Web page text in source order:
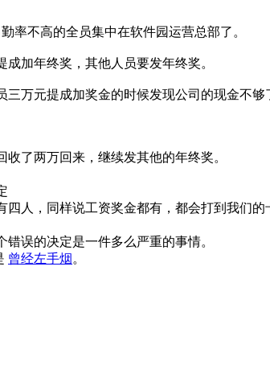
率不高的全员集中在软件园运营总部了。
加年终奖，其他人员要发年终奖。
万元提成加奖金的时候发现公司的现金不够
了两万回来，继续发其他的年终奖。
人，同样说工资奖金都有，都会打到我们的
误的决定是一件多么严重的事情。
曾经左手烟。